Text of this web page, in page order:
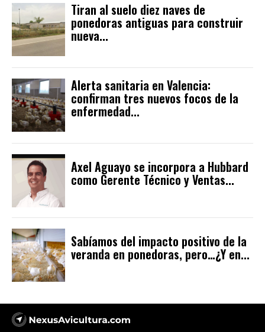
Tiran al suelo diez naves de
ponedoras antiguas para construir
nueva...
Alerta sanitaria en Valencia:
confirman tres nuevos focos de la
enfermedad...
Axel Aguayo se incorpora a Hubbard
como Gerente Técnico y Ventas...
Sabíamos del impacto positivo de la
veranda en ponedoras, pero…¿Y en...